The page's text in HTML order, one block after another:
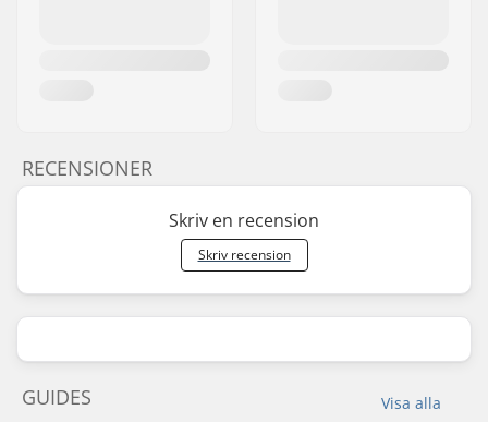
RECENSIONER
Skriv en recension
Skriv recension
Visa alla
GUIDES